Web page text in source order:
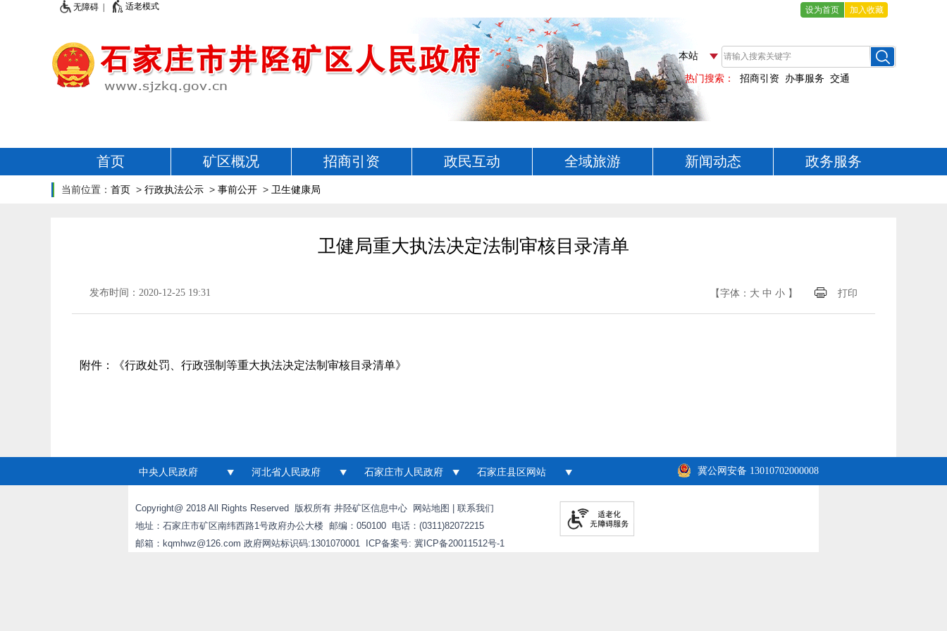
无障碍 | 适老模式 设为首页 加入收藏
首页 矿区概况 招商引资 政民互动 全域旅游 新闻动态 政务服务
当前位置： 首页 > 行政执法公示 > 事前公开 > 卫生健康局
卫健局重大执法决定法制审核目录清单
发布时间：2020-12-25 19:31 【字体： 大 中 小 】 打印
附件： 《行政处罚、行政强制等重大执法决定法制审核目录清单》